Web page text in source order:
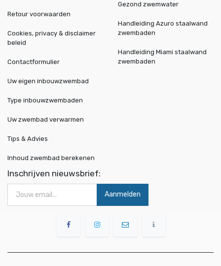
Retour voorwaarden
Cookies, privacy & disclaimer
beleid
Contactformulier
Gezond zwemwater
Handleiding Azuro staalwand
zwembaden
Handleiding Miami staalwand
zwembaden
Uw eigen inbouwzwembad
Type inbouwzwembaden
Uw zwembad verwarmen
Tips & Advies
Inhoud zwembad berekenen
Inschrijven nieuwsbrief:
Aanmelden